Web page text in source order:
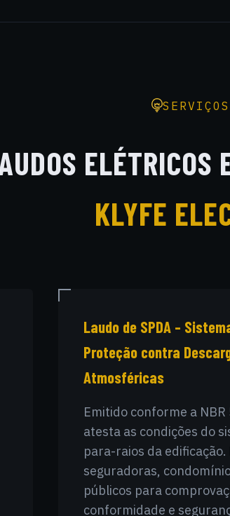
SERVIÇOS
ELÉTRICOS
KLYFE
Laudo de SPDA –
Proteção contra
Atmosféricas
Emitido conforme a NBR
atesta as condições do
para-raios da edificação.
seguradoras,
públicos para
conformidade e